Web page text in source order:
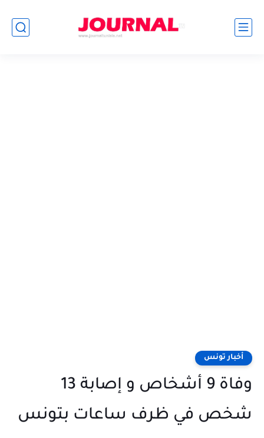
أخبار تونس
وفاة 9 أشخاص و إصابة 13
شخص في ظرف ساعات بتونس